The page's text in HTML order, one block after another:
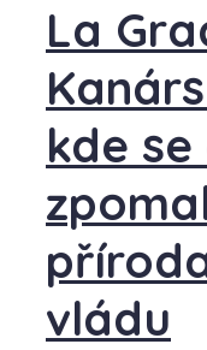
La
kde se
vládu